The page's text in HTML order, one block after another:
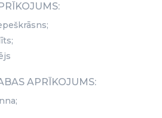
APRĪKOJUMS: